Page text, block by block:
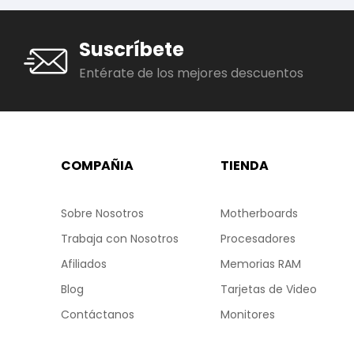
Suscríbete
Entérate de los mejores descuentos
COMPAÑIA
Sobre Nosotros
Trabaja con Nosotros
Afiliados
Blog
Contáctanos
TIENDA
Motherboards
Procesadores
Memorias RAM
Tarjetas de Video
Monitores